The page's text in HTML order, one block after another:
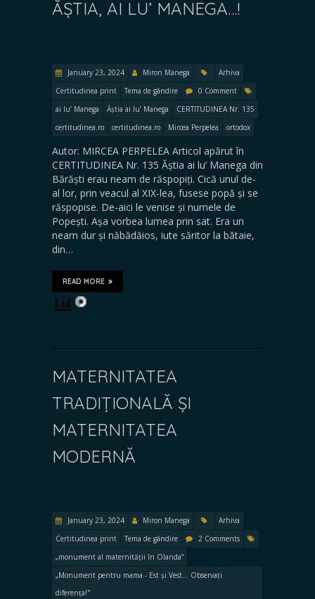
ĂȘTIA, AI LU’ MANEGA…!
January 23, 2024 Miron Manega
Arhiva
Certitudinea print
Tema de gândire
0 Comment
ai lu’ Manega
Ăștia ai lu’ Manega
CERTITUDINEA Nr. 135
certitudinea.ro
certitudinea.ro Mircea Perpelea ortodox
Autor: MIRCEA PERPELEA Articol apărut în
CERTITUDINEA Nr. 135 Ăștia ai lu’ Manega din
Bărăști erau neam de răspopiți. Cică unul de-
al lor, prin veacul al XIX-lea, fusese popă și se
răspopise. De-aici le venise și numele de
Popești. Așa vorbea lumea prin sat. Era un
neam dur și năbădăios, iute săritor la bătaie,
din…
READ MORE
MATERNITATEA
TRADIȚIONALĂ ȘI
MATERNITATEA
MODERNĂ
January 23, 2024 Miron Manega
Arhiva
Certitudinea print
Tema de gândire
2 Comments
„monument al maternității în Olanda”
„Monument pentru mama - Est și Vest... Observați
diferența!"